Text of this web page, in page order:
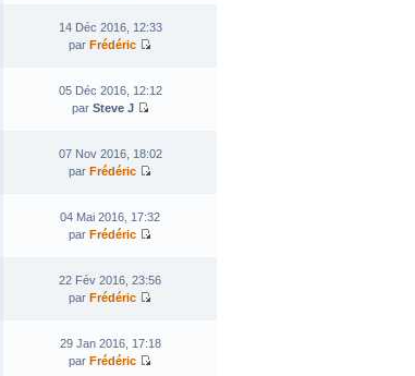
14 Déc 2016, 12:33
par Frédéric
05 Déc 2016, 12:12
par Steve J
07 Nov 2016, 18:02
par Frédéric
04 Mai 2016, 17:32
par Frédéric
22 Fév 2016, 23:56
par Frédéric
29 Jan 2016, 17:18
par Frédéric